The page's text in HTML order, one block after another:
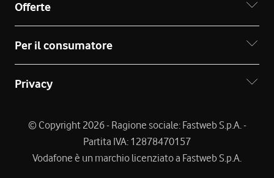
Offerte
Per il consumatore
Privacy
© Copyright 2026 - Ragione sociale: Fastweb S.p.A. -
Partita IVA: 12878470157
Vodafone è un marchio licenziato a Fastweb S.p.A.